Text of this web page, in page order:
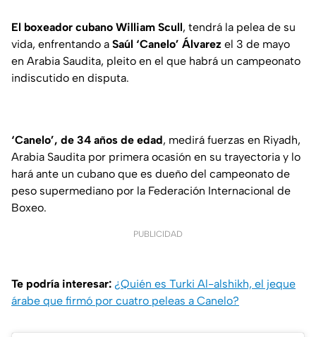
El boxeador cubano William Scull, tendrá la pelea de su
vida, enfrentando a Saúl ‘Canelo’ Álvarez el 3 de mayo
en Arabia Saudita, pleito en el que habrá un campeonato
indiscutido en disputa.
‘Canelo’, de 34 años de edad, medirá fuerzas en Riyadh,
Arabia Saudita por primera ocasión en su trayectoria y lo
hará ante un cubano que es dueño del campeonato de
peso supermediano por la Federación Internacional de
Boxeo.
PUBLICIDAD
Te podría interesar: ¿Quién es Turki Al-alshikh, el jeque
árabe que firmó por cuatro peleas a Canelo?